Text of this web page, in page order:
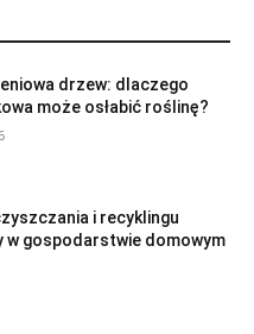
drzew: dlaczego
może osłabić roślinę?
i recyklingu
w gospodarstwie domowym